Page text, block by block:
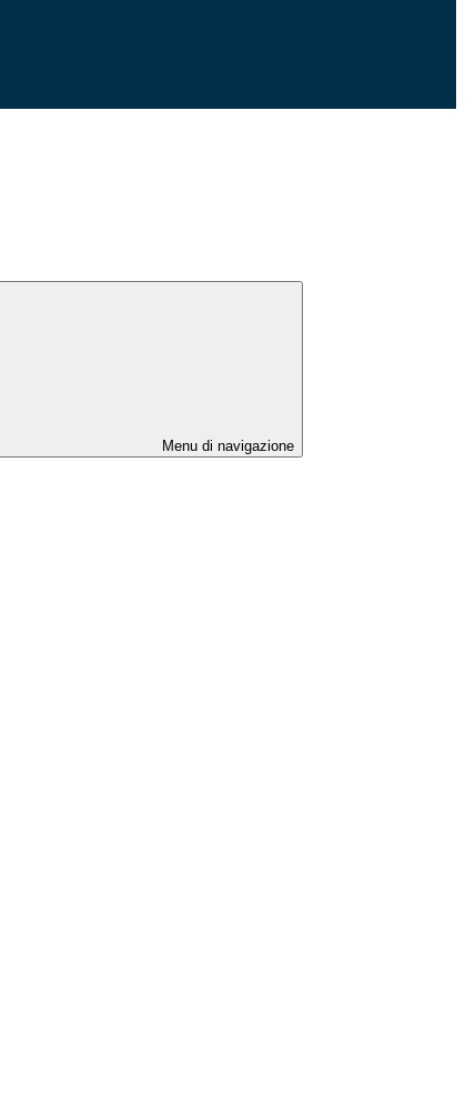
Menu di navigazione